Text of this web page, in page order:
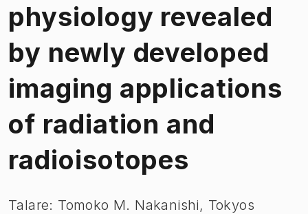
physiology revealed
by newly developed
imaging applications
of radiation and
radioisotopes
Talare: Tomoko M. Nakanishi, Tokyos